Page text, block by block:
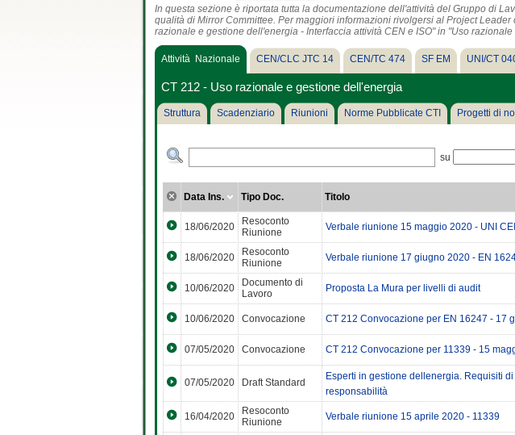
In questa sezione è riportata tutta la documentazione dell'attività del Gruppo di
qualità di Mirror Committee. Per maggiori informazioni rivolgersi al Project
razionale e gestione dell'energia - Interfaccia attività CEN e ISO" in "Uso
Attività Nazionale CEN/CLC JTC 14 CEN/TC 474 SF EM UNI/CT
CT 212 - Uso razionale e gestione dell'energia
Struttura Scadenziario Riunioni Norme Pubblicate CTI Progetti di
su
Data Ins. Tipo Doc. Titolo
18/06/2020
Resoconto
Riunione
Verbale riunione 15 maggio 2020 - UNI
18/06/2020
Resoconto
Riunione
Verbale riunione 17 giugno 2020 - EN
10/06/2020
Documento di
Lavoro
Proposta La Mura per livelli di audit
10/06/2020 Convocazione CT 212 Convocazione per EN 16247 - 17
07/05/2020 Convocazione CT 212 Convocazione per 11339 - 15
07/05/2020 Draft Standard
Esperti in gestione dellenergia. Requisiti
responsabilità
16/04/2020
Resoconto
Riunione
Verbale riunione 15 aprile 2020 - 11339